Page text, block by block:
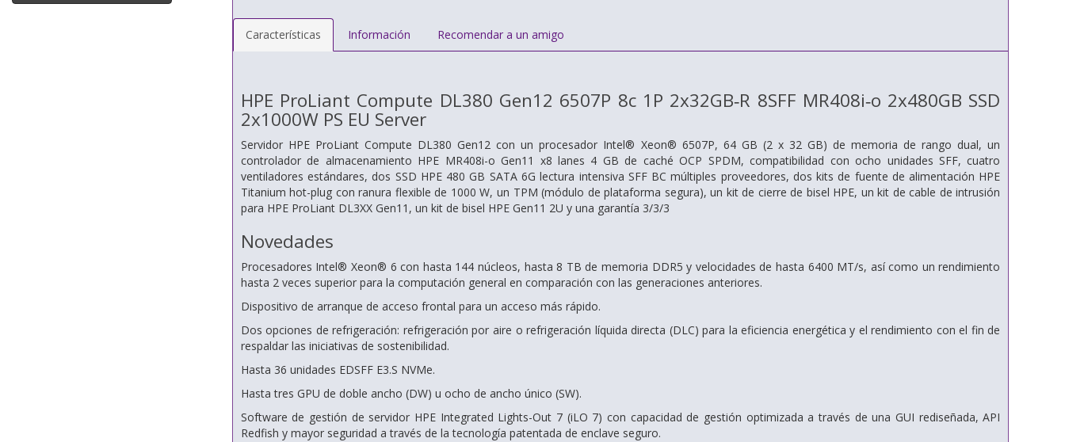
Características Información Recomendar a un amigo
HPE ProLiant Compute DL380 Gen12 6507P 8c 1P 2x32GB‑R 8SFF MR408i‑o 2x480GB SSD
2x1000W PS EU Server
Servidor HPE ProLiant Compute DL380 Gen12 con un procesador Intel® Xeon® 6507P, 64 GB (2 x 32 GB) de memoria de rango dual, un
controlador de almacenamiento HPE MR408i-o Gen11 x8 lanes 4 GB de caché OCP SPDM, compatibilidad con ocho unidades SFF, cuatro
ventiladores estándares, dos SSD HPE 480 GB SATA 6G lectura intensiva SFF BC múltiples proveedores, dos kits de fuente de alimentación HPE
Titanium hot-plug con ranura flexible de 1000 W, un TPM (módulo de plataforma segura), un kit de cierre de bisel HPE, un kit de cable de intrusión
para HPE ProLiant DL3XX Gen11, un kit de bisel HPE Gen11 2U y una garantía 3/3/3
Novedades
Procesadores Intel® Xeon® 6 con hasta 144 núcleos, hasta 8 TB de memoria DDR5 y velocidades de hasta 6400 MT/s, así como un rendimiento
hasta 2 veces superior para la computación general en comparación con las generaciones anteriores.
Dispositivo de arranque de acceso frontal para un acceso más rápido.
Dos opciones de refrigeración: refrigeración por aire o refrigeración líquida directa (DLC) para la eficiencia energética y el rendimiento con el fin de
respaldar las iniciativas de sostenibilidad.
Hasta 36 unidades EDSFF E3.S NVMe.
Hasta tres GPU de doble ancho (DW) u ocho de ancho único (SW).
Software de gestión de servidor HPE Integrated Lights-Out 7 (iLO 7) con capacidad de gestión optimizada a través de una GUI rediseñada, API
Redfish y mayor seguridad a través de la tecnología patentada de enclave seguro.